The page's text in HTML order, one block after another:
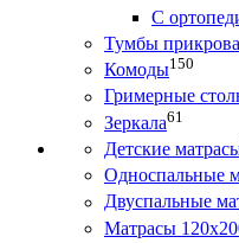
С
Тумбы
Комоды150
Гримерные
Зеркала61
Детские
Односпальные
Двуспальные
Матрасы